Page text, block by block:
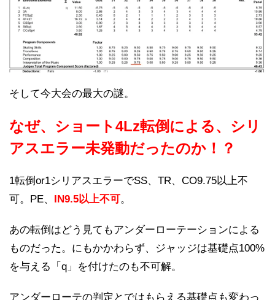
そして今大会の最大の謎。
なぜ、ショート4Lz転倒による、シリ
アスエラー未発動だったのか！？
1転倒or1シリアスエラーでSS、TR、CO9.75以上不
可。PE、 IN9.5以上不可。
あの転倒はどう見てもアンダーローテーションによる
ものだった。にもかかわらず、ジャッジは基礎点100%
を与える「q」を付けたのも不可解。
アンダーローテの判定とではもらえる基礎点も変わっ